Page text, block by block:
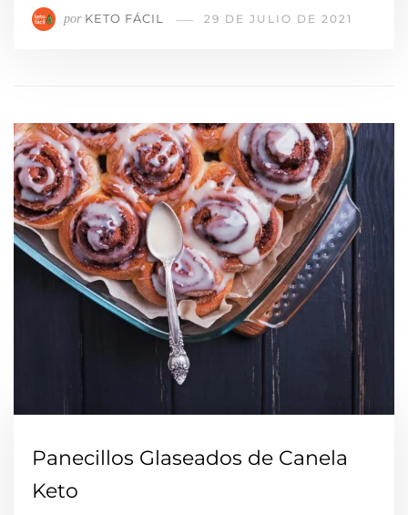
por KETO FÁCIL 29 DE JULIO DE 2021
Panecillos Glaseados de Canela
Keto